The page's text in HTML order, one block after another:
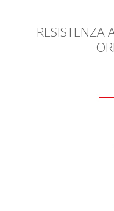
RESISTENZA